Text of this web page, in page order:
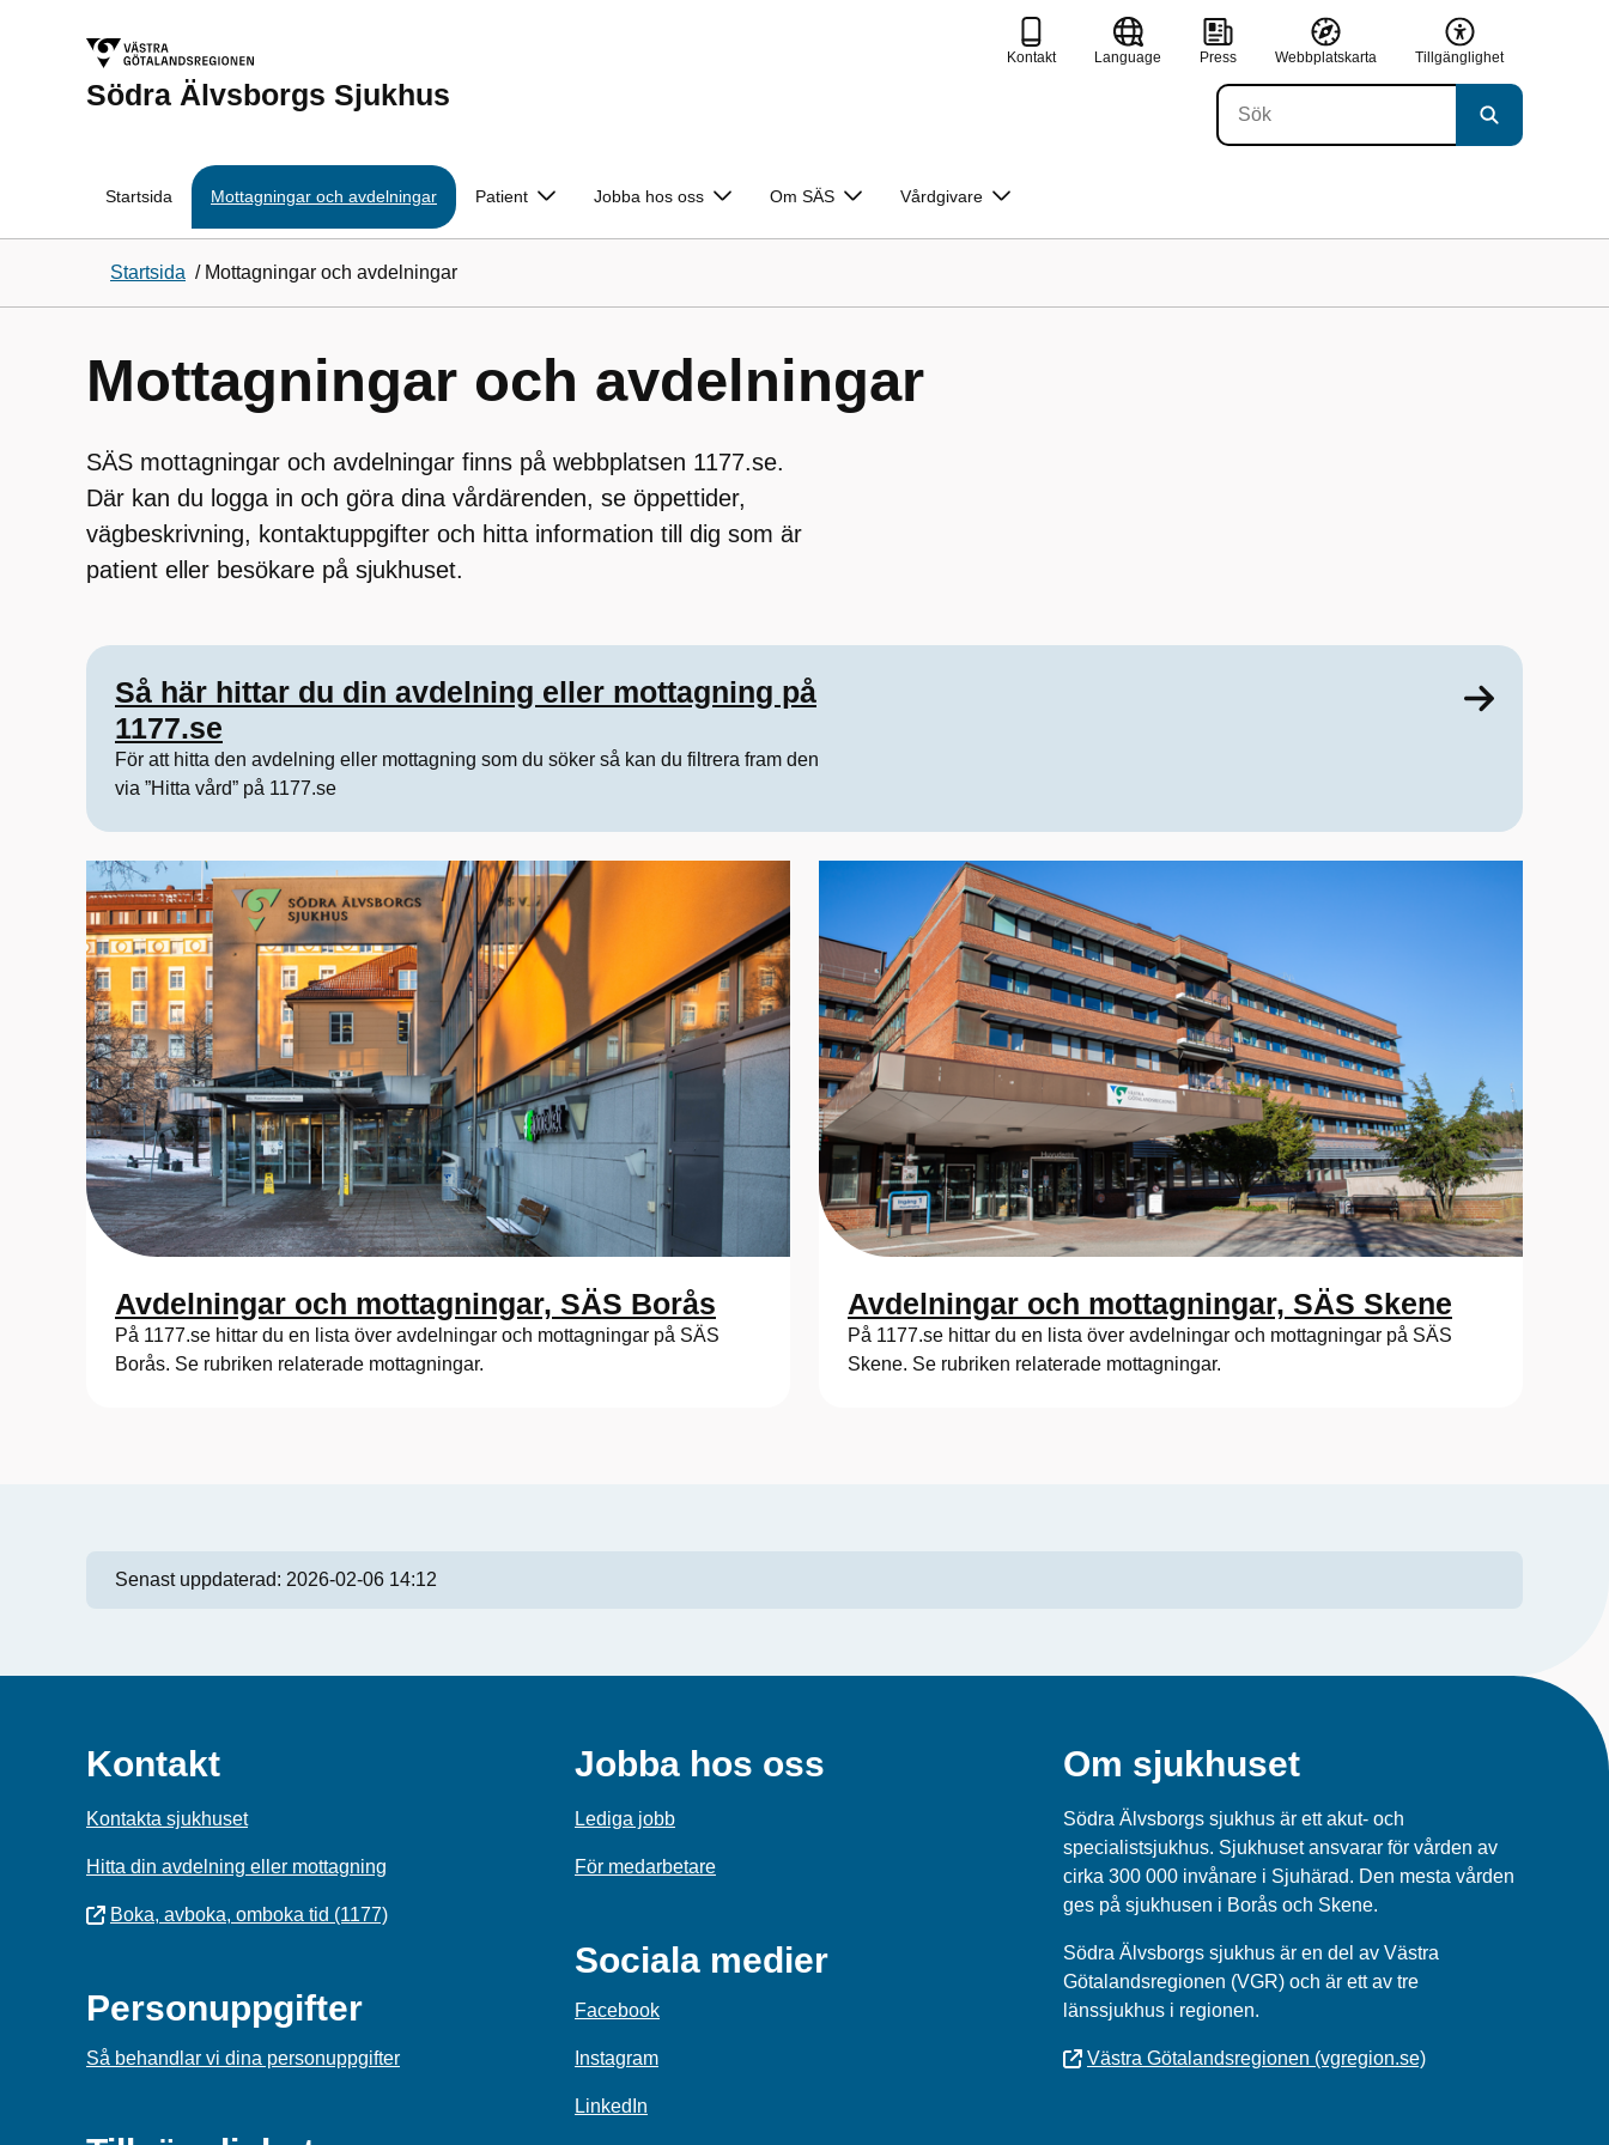
Södra Älvsborgs Sjukhus
Kontakt Language Press Webbplatskarta Tillgänglighet
Startsida Mottagningar och avdelningar Patient Jobba hos oss Om SÄS Vårdgivare
Startsida / Mottagningar och avdelningar
Mottagningar och avdelningar
SÄS mottagningar och avdelningar finns på webbplatsen 1177.se.
Där kan du logga in och göra dina vårdärenden, se öppettider,
vägbeskrivning, kontaktuppgifter och hitta information till dig som är
patient eller besökare på sjukhuset.
Så här hittar du din avdelning eller mottagning på
1177.se
För att hitta den avdelning eller mottagning som du söker så kan du filtrera fram den
via ”Hitta vård” på 1177.se
Avdelningar och mottagningar, SÄS Borås
På 1177.se hittar du en lista över avdelningar och mottagningar på SÄS
Borås. Se rubriken relaterade mottagningar.
Avdelningar och mottagningar, SÄS Skene
På 1177.se hittar du en lista över avdelningar och mottagningar på SÄS
Skene. Se rubriken relaterade mottagningar.
Senast uppdaterad: 2026-02-06 14:12
Kontakt
Kontakta sjukhuset
Hitta din avdelning eller mottagning
Boka, avboka, omboka tid (1177)
Personuppgifter
Så behandlar vi dina personuppgifter
Jobba hos oss
Lediga jobb
För medarbetare
Sociala medier
Facebook
Instagram
LinkedIn
Om sjukhuset
Södra Älvsborgs sjukhus är ett akut- och
specialistsjukhus. Sjukhuset ansvarar för vården av
cirka 300 000 invånare i Sjuhärad. Den mesta vården
ges på sjukhusen i Borås och Skene.
Södra Älvsborgs sjukhus är en del av Västra
Götalandsregionen (VGR) och är ett av tre
länssjukhus i regionen.
Västra Götalandsregionen (vgregion.se)